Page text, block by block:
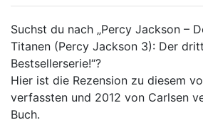
Suchst du nach „Percy Jackson –
Titanen (Percy Jackson 3): Der
Bestsellerserie!“?
Hier ist die Rezension zu diesem
verfassten und 2012 von Carlsen
Buch.